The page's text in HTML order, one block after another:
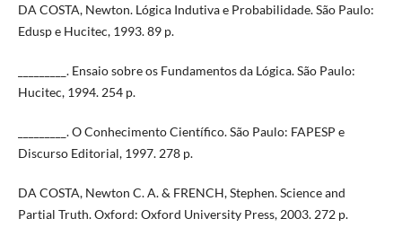
DA COSTA, Newton. Lógica Indutiva e Probabilidade. São Paulo:
Edusp e Hucitec, 1993. 89 p.
_________. Ensaio sobre os Fundamentos da Lógica. São Paulo:
Hucitec, 1994. 254 p.
_________. O Conhecimento Científico. São Paulo: FAPESP e
Discurso Editorial, 1997. 278 p.
DA COSTA, Newton C. A. & FRENCH, Stephen. Science and
Partial Truth. Oxford: Oxford University Press, 2003. 272 p.